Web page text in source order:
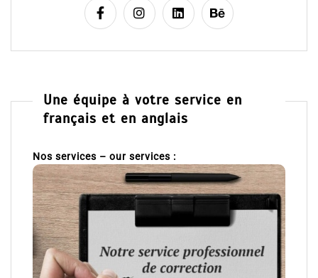
Une équipe à votre service en
français et en anglais
Nos services – our services :